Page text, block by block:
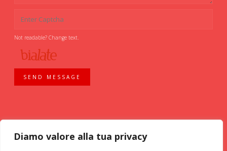
Diamo valore alla tua privacy
Not readable? Change text.
SEND MESSAGE